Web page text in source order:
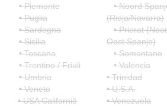
• Piemonte
• Puglia
• Sardegna
• Sicilia
• Toscana
• Trentino / Friuli
• Umbria
• Veneto
• Noord
(Rioja/Navarra)
• Priorat
Oost Spanje)
• Somontano
• Valencia
• Trinidad
• U.S.A.
• USA Californië
• Venezuela